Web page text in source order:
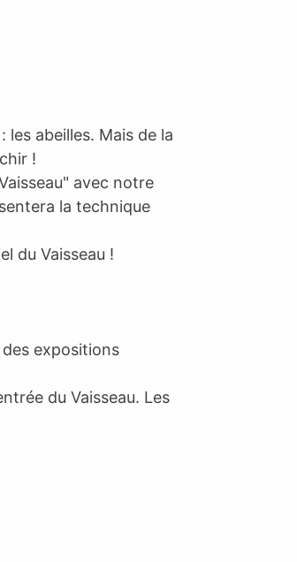
abeilles. Mais de la
!
avec notre
la technique
du Vaisseau !
expositions
du Vaisseau. Les